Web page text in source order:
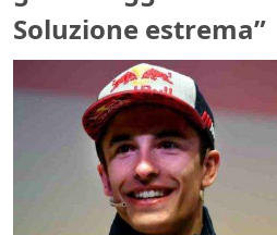
Soluzione estrema”